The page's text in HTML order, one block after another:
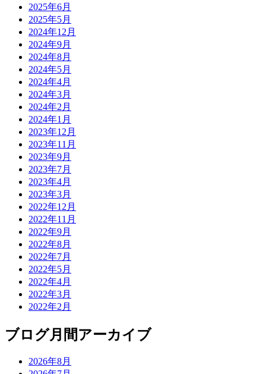
2025年6月
2025年5月
2024年12月
2024年9月
2024年8月
2024年5月
2024年4月
2024年3月
2024年2月
2024年1月
2023年12月
2023年11月
2023年9月
2023年7月
2023年4月
2023年3月
2022年12月
2022年11月
2022年9月
2022年8月
2022年7月
2022年5月
2022年4月
2022年3月
2022年2月
ブログ月間アーカイブ
2026年8月